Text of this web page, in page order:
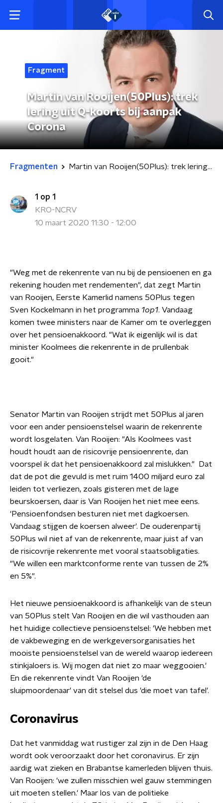
Fragment
Martin van Rooijen(50Plus): trek
lering uit Q-koorts bij aanpak
Corona
Fragmenten Martin van Rooijen(50Plus): trek lering uit Q-koorts bij aanpak Corona
1 op 1
KRO-NCRV
10 maart 2020 11:30 - 12:00
"Weg met de rekenrente van nu bij de pensioenen en ga
rekening houden met rendementen", dat zegt Martin
van Rooijen, Eerste Kamerlid namens 50Plus tegen
Sven Kockelmann in het programma 1op1. Vandaag
komen twee ministers naar de Kamer om te overleggen
over het pensioenakkoord. "Wat ik eigenlijk wil is dat
minister Koolmees die rekenrente in de prullenbak
gooit."
Senator Martin van Rooijen strijdt met 50Plus al jaren
voor een ander pensioenstelsel waarin de rekenrente
wordt losgelaten. Van Rooijen: "Als Koolmees vast
houdt houdt aan de risicovrije pensioenrente, dan
voorspel ik dat het pensioenakkoord zal mislukken." Dat
dat de pot die gevuld is met ruim 1400 miljard euro zal
leiden tot verliezen, zoals gisteren met de lage
beurskoersen, daar is Van Rooijen het niet mee eens.
'Pensioenfondsen besturen niet met dagkoersen.
Vandaag stijgen de koersen alweer'. De ouderenpartij
50Plus wil niet af van de rekenrente, maar juist af van
de risicovrije rekenrente met vooral staatsobligaties.
"We willen een marktconforme rente van tussen de 2%
en 5%".
Het nieuwe pensioenakkoord is afhankelijk van de steun
van 50Plus stelt Van Rooijen en die wil vasthouden aan
het huidige collectieve pensioenstelsel: 'We hebben met
de vakbeweging en de werkgeversorganisaties het
mooiste pensioenstelsel van de wereld waarop iedereen
stinkjaloers is. Wij mogen dat niet zo maar weggooien.'
En die rekenrente vindt Van Rooijen 'de
sluipmoordenaar' van dit stelsel dus 'die moet van tafel'.
Coronavirus
Dat het vanmiddag wat rustiger zal zijn in de Den Haag
wordt ook veroorzaakt door het coronavirus. Er zijn
aardig wat zieken en Brabantse kamerleden blijven thuis.
Van Rooijen: 'we zullen misschien wel gauw stemmingen
uit moeten stellen.' Maar los van de politieke